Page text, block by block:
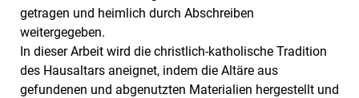
getragen und heimlich durch Abschreiben
weitergegeben.
In dieser Arbeit wird die christlich-katholische Tradition
des Hausaltars aneignet, indem die Altäre aus
gefundenen und abgenutzten Materialien hergestellt und